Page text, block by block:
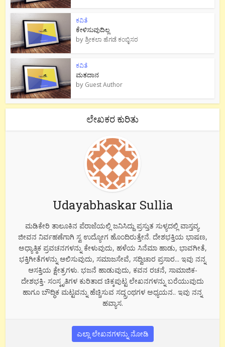
ಕವಿತೆ
ಕೇಳಿಸುವುದಿಲ್ಲ
byಶ್ರೀಕಲಾ ಹೆಗಡೆ ಕಂಬ್ಳಿಸರ
ಕವಿತೆ
ಮತದಾನ
by Guest Author
ಲೇಖಕರ ಕುರಿತು
Udayabhaskar Sullia
ಮಡಿಕೇರಿ ತಾಲೂಕಿನ ಪೆರಾಜೆಯಲ್ಲಿ ಜನಿಸಿದ್ದು ಪ್ರಸ್ತುತ ಸುಳ್ಯದಲ್ಲಿ ವಾಸ್ತವ್ಯ.
ಜೀವನ ನಿರ್ವಹಣೆಗಾಗಿ ಸ್ವ ಉದ್ಯೋಗ ಹೊಂದಿರುತ್ತೇನೆ. ದೇಶಭಕ್ತಿಯ ಭಾಷಣ,
ಅಧ್ಯಾತ್ಮಿಕ ಪ್ರವಚನಗಳನ್ನು ಕೇಳುವುದು, ಹಳೆಯ ಸಿನೆಮಾ ಹಾಡು, ಭಾವಗೀತೆ,
ಭಕ್ತಿಗೀತೆಗಳನ್ನು ಆಲಿಸುವುದು, ಸಮಾಜಸೇವೆ, ಸದ್ವಿಚಾರ ಪ್ರಸಾರ... ಇವು ನನ್ನ
ಆಸಕ್ತಿಯ ಕ್ಷೇತ್ರಗಳು. ಭಜನೆ ಹಾಡುವುದು, ಕವನ ರಚನೆ, ಸಾಮಾಜಿಕ-
ದೇಶಭಕ್ತಿ- ಸಂಸ್ಕೃತಿಗಳ ಕುರಿತಾದ ಚಿಕ್ಕಪುಟ್ಟ ಲೇಖನಗಳನ್ನು ಬರೆಯುವುದು
ಹಾಗೂ ಬೌದ್ಧಿಕ ಮಟ್ಟವನ್ನು ಹೆಚ್ಚಿಸುವ ಸದ್ಗ್ರಂಥಗಳ ಅಧ್ಯಯನ.. ಇವು ನನ್ನ
ಹವ್ಯಾಸ.
ಎಲ್ಲಾ ಲೇಖನಗಳನ್ನು ನೋಡಿ